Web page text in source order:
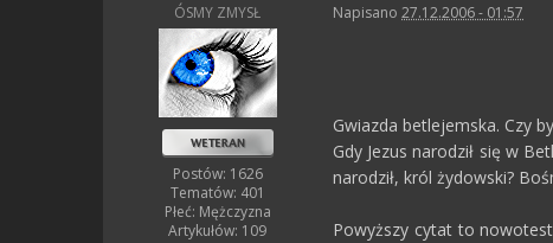
ÓSMY ZMYSŁ
Postów: 1626
Tematów: 401
Płeć: Mężczyzna
Artykułów: 109
Napisano 27.12.2006 - 01:57
Gwiazda betlejemska. Czy
Gdy Jezus narodził się w
narodził, król żydowski?
Powyższy cytat to